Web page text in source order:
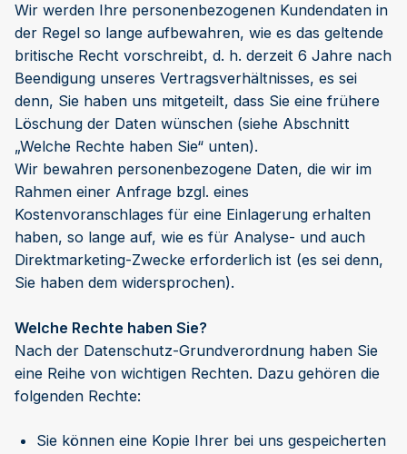
Wir werden Ihre personenbezogenen Kundendaten in
der Regel so lange aufbewahren, wie es das geltende
britische Recht vorschreibt, d. h. derzeit 6 Jahre nach
Beendigung unseres Vertragsverhältnisses, es sei
denn, Sie haben uns mitgeteilt, dass Sie eine frühere
Löschung der Daten wünschen (siehe Abschnitt
„Welche Rechte haben Sie“ unten).
Wir bewahren personenbezogene Daten, die wir im
Rahmen einer Anfrage bzgl. eines
Kostenvoranschlages für eine Einlagerung erhalten
haben, so lange auf, wie es für Analyse- und auch
Direktmarketing-Zwecke erforderlich ist (es sei denn,
Sie haben dem widersprochen).
Welche Rechte haben Sie?
Nach der Datenschutz-Grundverordnung haben Sie
eine Reihe von wichtigen Rechten. Dazu gehören die
folgenden Rechte:
Sie können eine Kopie Ihrer bei uns gespeicherten